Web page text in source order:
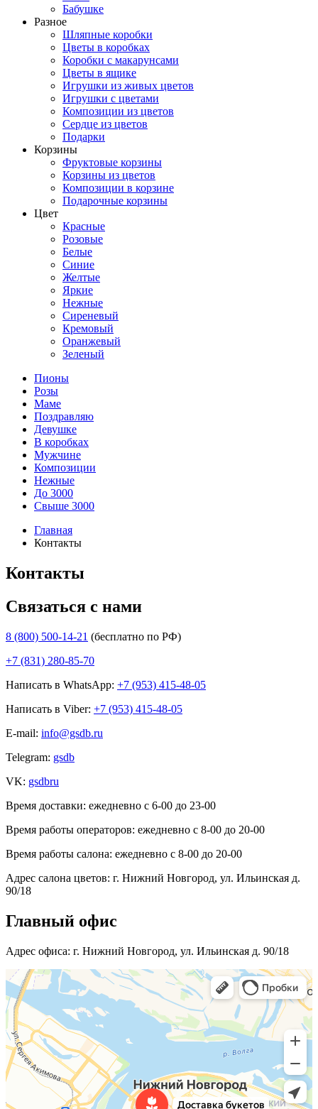
Бабушке
Разное
Шляпные коробки
Цветы в коробках
Коробки с макарунсами
Цветы в ящике
Игрушки из живых цветов
Игрушки с цветами
Композиции из цветов
Сердце из цветов
Подарки
Корзины
Фруктовые корзины
Корзины из цветов
Композиции в корзине
Подарочные корзины
Цвет
Красные
Розовые
Белые
Синие
Желтые
Яркие
Нежные
Сиреневый
Кремовый
Оранжевый
Зеленый
Пионы
Розы
Маме
Поздравляю
Девушке
В коробках
Мужчине
Композиции
Нежные
До 3000
Свыше 3000
Главная
Контакты
Контакты
Связаться с нами
8 (800) 500-14-21 (бесплатно по РФ)
+7 (831) 280-85-70
Написать в WhatsApp: +7 (953) 415-48-05
Написать в Viber: +7 (953) 415-48-05
E-mail: info@gsdb.ru
Telegram: gsdb
VK: gsdbru
Время доставки: ежедневно с 6-00 до 23-00
Время работы операторов: ежедневно с 8-00 до 20-00
Время работы салона: ежедневно с 8-00 до 20-00
Адрес салона цветов: г. Нижний Новгород, ул. Ильинская д.
90/18
Главный офис
Адрес офиса: г. Нижний Новгород, ул. Ильинская д. 90/18